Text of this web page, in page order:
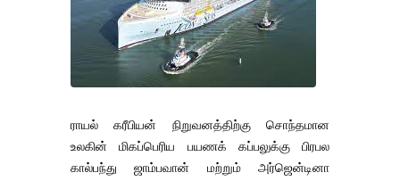
ராயல் கரீபியன் நிறுவனத்திற்கு சொந்தமான
உலகின் மிகப்பெரிய பயணக் கப்பலுக்கு பிரபல
கால்பந்து ஜாம்பவான் மற்றும் அர்ஜென்டினா